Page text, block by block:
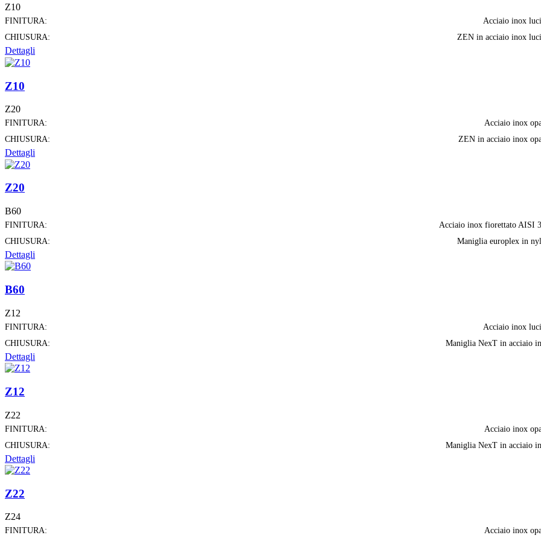
Z10
FINITURA:
Acciaio inox
CHIUSURA:
ZEN in acciaio inox
Dettagli
Z10
Z20
FINITURA:
Acciaio inox
CHIUSURA:
ZEN in acciaio inox
Dettagli
Z20
B60
FINITURA:
Acciaio inox fiorettato AISI
CHIUSURA:
Maniglia europlex in
Dettagli
B60
Z12
FINITURA:
Acciaio inox
CHIUSURA:
Maniglia NexT in acciaio
Dettagli
Z12
Z22
FINITURA:
Acciaio inox
CHIUSURA:
Maniglia NexT in acciaio
Dettagli
Z22
Z24
FINITURA: Acciaio inox